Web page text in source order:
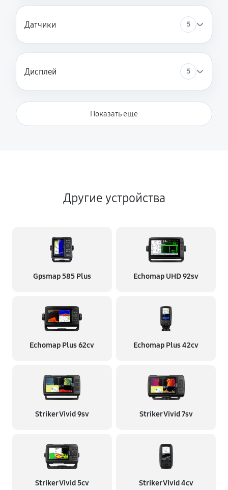
Датчики 5
Дисплей 5
Показать ещё
Другие устройства
Gpsmap 585 Plus Echomap UHD 92sv
Echomap Plus 62cv Echomap Plus 42cv
Striker Vivid 9sv Striker Vivid 7sv
Striker Vivid 5cv Striker Vivid 4cv